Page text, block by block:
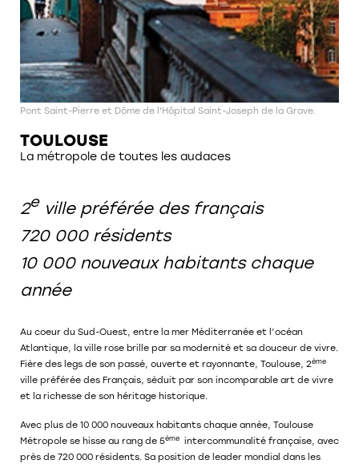
Pont Saint-Pierre et Dôme de l'Hôpital Saint-Joseph de la Grave.
TOULOUSE
La métropole de toutes les audaces
2eville préférée des français
720 000 résidents
10 000 nouveaux habitants chaque
année
Au coeur du Sud-Ouest, entre la mer Méditerranée et l’océan
Atlantique, la ville rose brille par sa modernité et sa douceur de vivre.
Fière des legs de son passé, ouverte et rayonnante, Toulouse, 2ème
ville préférée des Français, séduit par son incomparable art de vivre
et la richesse de son héritage historique.
Avec plus de 10 000 nouveaux habitants chaque année, Toulouse
Métropole se hisse au rang de 5ème intercommunalité française, avec
près de 720 000 résidents. Sa position de leader mondial dans les